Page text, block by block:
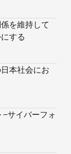
を維持して
する
本社会にお
サイバーフォ